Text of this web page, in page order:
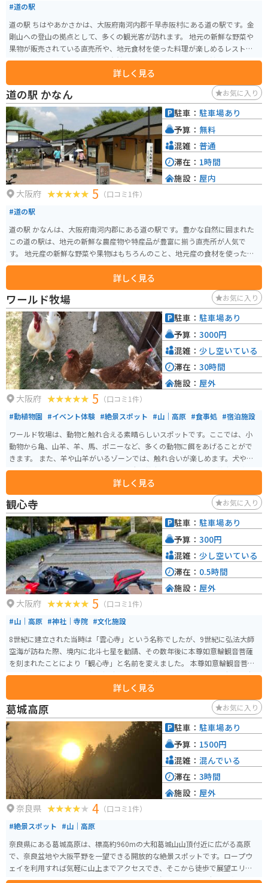
#道の駅
道の駅 ちはやあかさかは、大阪府南河内郡千早赤阪村にある道の駅です。金
剛山への登山の拠点として、多くの観光客が訪れます。 地元の新鮮な野菜や
果物が販売されている直売所や、地元食材を使った料理が楽しめるレストラ
ンがあります。また、金剛山の自然や歴史について学べる資料館もあります。
バイクで訪れる場合は、道の駅に隣接する駐車場にバイク専用の駐輪スペー
スがあります。金剛山はワインディングロードが続くため、バイクでのツー
リングにもおすすめです。ただし、山の上は気温が低くなるので、防寒対策
はしっかりとしていきましょう。 道の駅 ちはやあかさか周辺では、棚田や渓
谷など、自然豊かな景色を楽しむことができます。また、周辺には、南北朝時
代の武将・楠木正成ゆかりの歴史的な史跡も点在しています。
詳しく見る
道の駅 かなん お気に入り
大阪府 5 （口コミ1件）
#道の駅
道の駅 かなんは、大阪府南河内郡にある道の駅です。豊かな自然に囲まれた
この道の駅は、地元の新鮮な農産物や特産品が豊富に揃う直売所が人気で
す。 地元産の新鮮な野菜や果物はもちろんのこと、地元産の食材を使った加
工品や、地元で人気のスイーツなども販売されています。 また、道の駅 かな
んは、周辺に多くの観光スポットがあるのも魅力です。雄大な自然を楽しめ
る滝や渓谷、歴史を感じられる神社仏閣など、見どころ満載です。バイクで訪
れる場合は、周辺のワインディングロードを楽しむのもおすすめです。 道の
駅 かなんは、地元の魅力が詰まった道の駅です。ぜひ、観光の拠点として利
用してみてください。
詳しく見る
駐車： 駐車場あり
予算： 無料
混雑： 普通
滞在： 1時間
施設： 屋内
ワールド牧場 お気に入り
大阪府 5 （口コミ1件）
#動植物園 #イベント体験 #絶景スポット #山｜高原 #食事処 #宿泊施設
ワールド牧場は、動物と触れ合える素晴らしいスポットです。ここでは、小
動物から亀、山羊、羊、馬、ポニーなど、多くの動物に餌をあげることがで
きます。 また、羊や山羊がいるゾーンでは、触れ合いが楽しめます。犬や猫
との触れ合いスペースもあり、さらに犬の散歩体験やウサギのお散歩体験も
できます。自分のペットを連れて行くこともできますし、小さいですがドッ
グランもあるので、おすすめで。
詳しく見る
駐車： 駐車場あり
予算： 3000円
混雑： 少し空いている
滞在： 30時間
施設： 屋外
観心寺 お気に入り
大阪府 5 （口コミ1件）
#山｜高原 #神社｜寺院 #文化施設
8世紀に建立された当時は「雲心寺」という名称でしたが、9世紀に弘法大師
空海が訪ねた際、境内に北斗七星を勧請、その数年後に本尊如意輪観音菩薩
を刻まれたことにより「観心寺」と名前を変えました。 本尊如意輪観音菩薩
は国宝とされています。南北朝時代の武将・楠木正成に縁のあるお寺で、駐
車場に楠木公の雄々しい銅像が建てられています。 境内の木々は紅葉の時期
には紅葉スポットとして有名で、多くの方が紅葉狩りに集まります。 車で来
られる方が多数、バイクで来られる方もそこそこいらっしゃいますが、徒歩
の方はバスの運行も乏しいので少なめです。バイクの方はお寺の前の道がツ
ーリングコースということで、ツーリングついでに立ち寄る方もいらっしゃ
います。
詳しく見る
駐車： 駐車場あり
予算： 300円
混雑： 少し空いている
滞在： 0.5時間
施設： 屋外
葛城高原 お気に入り
奈良県 4 （口コミ1件）
#絶景スポット #山｜高原
奈良県にある葛城高原は、標高約960mの大和葛城山山頂付近に広がる高原
で、奈良盆地や大阪平野を一望できる開放的な絶景スポットです。ロープウ
ェイを利用すれば気軽に山上までアクセスでき、そこから徒歩で展望エリア
へ向かうと、360度のパノラマが楽しめます。春は「一目百万本」と称される
駐車： 駐車場あり
予算： 1500円
混雑： 混んでいる
滞在： 3時間
施設： 屋外